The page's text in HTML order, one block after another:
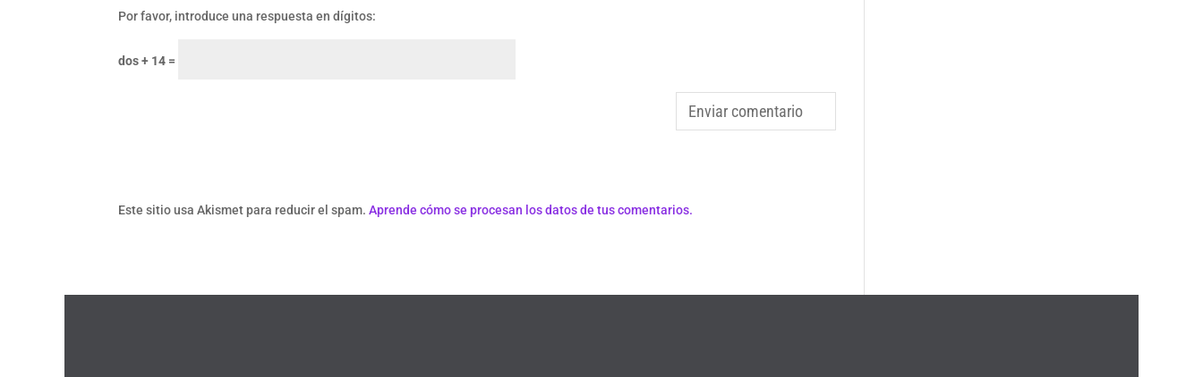
Por favor, introduce una respuesta en dígitos:
dos + 14 =
Este sitio usa Akismet para reducir el spam. Aprende cómo se procesan los datos de tus comentarios.